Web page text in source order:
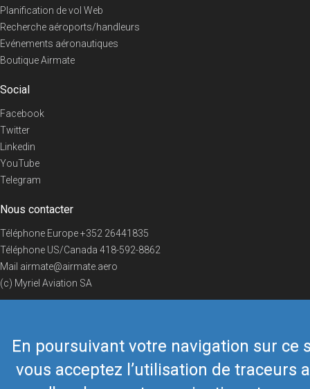
En poursuivant votre navigation sur ce
vous acceptez l’utilisation de traceurs
Planification de vol Web
Recherche aéroports/handleurs
Evénements aéronautiques
Boutique Airmate
Social
Facebook
Twitter
Linkedin
YouTube
Telegram
Nous contacter
Téléphone Europe+352 26441835
Téléphone US/Canada 418-592-8862
Mail airmate@airmate.aero
(c) Myriel Aviation SA
© 2019 Airmate - Conditions d'utilisation - Vie privée Back to top